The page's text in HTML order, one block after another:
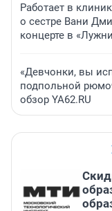
Работает в
о сестре Вани
концерте в
«Девчонки, вы
подпольной
обзор YA62.RU